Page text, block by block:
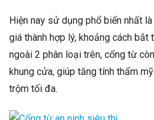
Hiện nay sử dụng phổ biến nhất
giá thành hợp lý, khoảng cách bắt
ngoài 2 phân loại trên, cổng từ
khung cửa, giúp tăng tính thẩm
trộm tối đa.